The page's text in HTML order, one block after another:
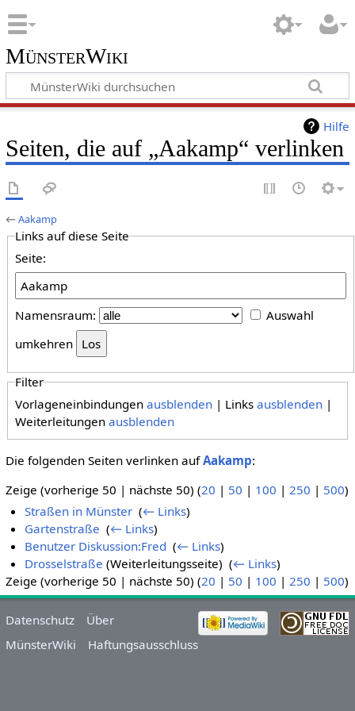
MünsterWiki
Hilfe
Seiten, die auf „Aakamp“ verlinken
←Aakamp
Links auf diese Seite
Seite:
Namensraum:
Auswahl
umkehren
Filter
Vorlageneinbindungenausblenden | Linksausblenden |
Weiterleitungenausblenden
Die folgenden Seiten verlinken aufAakamp:
Zeige (vorherige 50 | nächste 50) (20 | 50 | 100 | 250 | 500)
Straßen in Münster ‎(← Links)
Gartenstraße ‎(← Links)
Benutzer Diskussion:Fred ‎(← Links)
Drosselstraße (Weiterleitungsseite) ‎(← Links)
Zeige (vorherige 50 | nächste 50) (20 | 50 | 100 | 250 | 500)
Datenschutz
Über
MünsterWiki
Haftungsausschluss